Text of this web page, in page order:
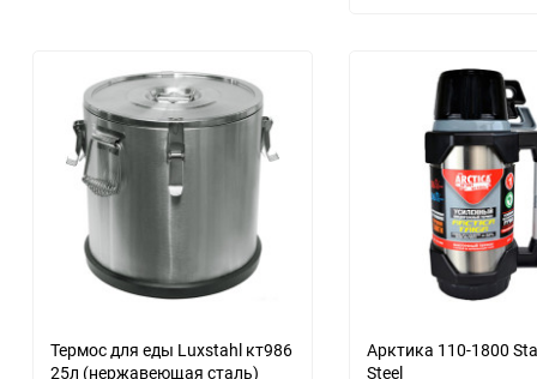
Насосы бытовые
Компрессоры
Климатическая техника
Измерительный
инструмент
Измерительное
Термос для еды Luxstahl кт986
25л (нержавеющая сталь)
Арктика 110-1800
Steel